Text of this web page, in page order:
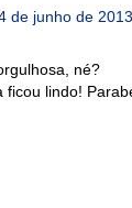
de junho de
né?
ficou lindo!